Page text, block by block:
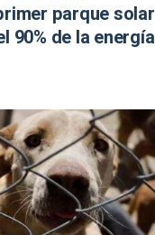
parque
90% de la